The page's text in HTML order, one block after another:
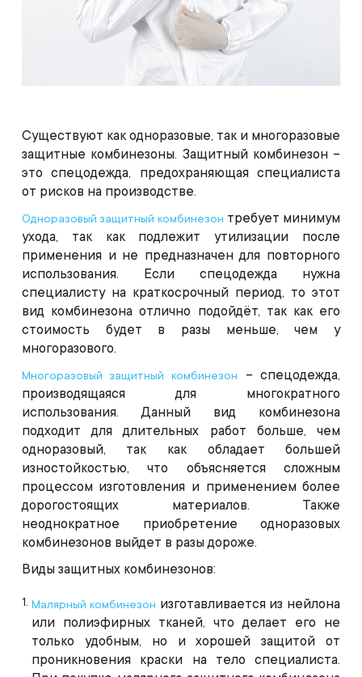
Существуют как одноразовые, так и многоразовые
защитные комбинезоны. Защитный комбинезон –
это спецодежда, предохраняющая специалиста
от рисков на производстве.
Одноразовый защитный комбинезон требует минимум
ухода, так как подлежит утилизации после
применения и не предназначен для повторного
использования. Если спецодежда нужна
специалисту на краткосрочный период, то этот
вид комбинезона отлично подойдёт, так как его
стоимость будет в разы меньше, чем у
многоразового.
Многоразовый защитный комбинезон
– спецодежда,
производящаяся для многократного
использования. Данный вид комбинезона
подходит для длительных работ больше, чем
одноразовый, так как обладает большей
изностойкостью, что объясняется сложным
процессом изготовления и применением более
дорогостоящих материалов. Также
неоднократное приобретение одноразовых
комбинезонов выйдет в разы дороже.
Виды защитных комбинезонов:
Малярный комбинезон изготавливается из нейлона
или полиэфирных тканей, что делает его не
только удобным, но и хорошей защитой от
проникновения краски на тело специалиста.